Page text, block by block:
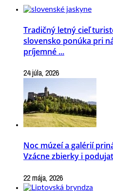
Tradičný letný cieľ
slovensko ponúka pri
príjemné ...
24 júla, 2026
Noc múzeí a galérií
Vzácne zbierky i
22 mája, 2026